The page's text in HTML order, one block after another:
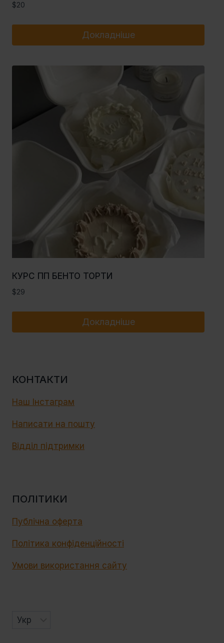
$20
Докладніше
КУРС ПП БЕНТО ТОРТИ
$29
Докладніше
КОНТАКТИ
Наш Інстаграм
Написати на пошту
Відділ підтримки
ПОЛІТИКИ
Публічна оферта
Політика конфіденційності
Умови використання сайту